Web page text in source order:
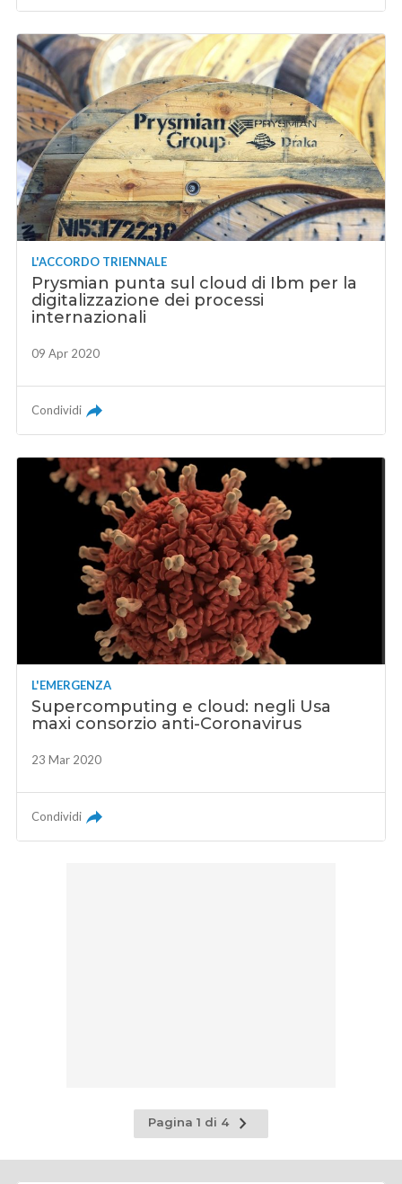
L'ACCORDO TRIENNALE
Prysmian punta sul cloud di Ibm per la
digitalizzazione dei processi
internazionali
09 Apr 2020
Condividi
L'EMERGENZA
Supercomputing e cloud: negli Usa
maxi consorzio anti-Coronavirus
23 Mar 2020
Condividi
Pagina 1 di 4
Pagina
successiva